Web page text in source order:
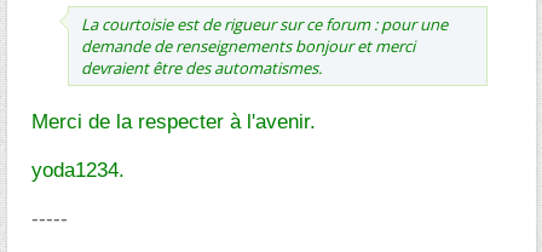
La courtoisie est de rigueur sur ce forum : pour une
demande de renseignements bonjour et merci
devraient être des automatismes.
Merci de la respecter à l'avenir.
yoda1234.
-----